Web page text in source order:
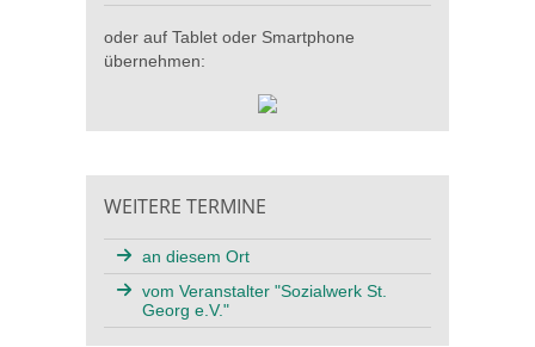
oder auf Tablet oder Smartphone
übernehmen:
WEITERE TERMINE
an diesem Ort
vom Veranstalter "Sozialwerk St.
Georg e.V."